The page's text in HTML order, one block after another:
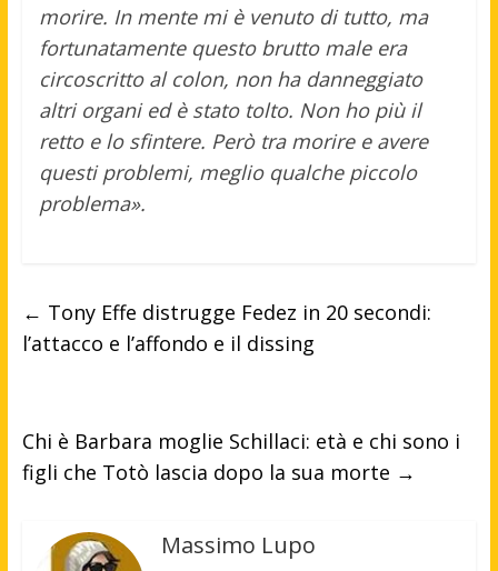
morire. In mente mi è venuto di tutto, ma
fortunatamente questo brutto male era
circoscritto al colon, non ha danneggiato
altri organi ed è stato tolto. Non ho più il
retto e lo sfintere. Però tra morire e avere
questi problemi, meglio qualche piccolo
problema».
← Tony Effe distrugge Fedez in 20 secondi:
l’attacco e l’affondo e il dissing
Chi è Barbara moglie Schillaci: età e chi sono i
figli che Totò lascia dopo la sua morte →
Massimo Lupo